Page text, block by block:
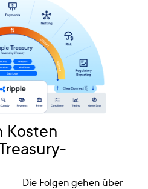
Kosten
Die Folgen gehen über